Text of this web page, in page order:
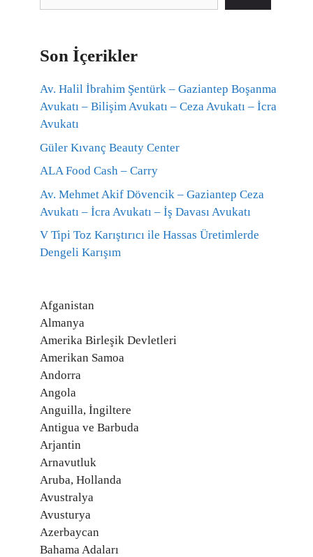
Son İçerikler
Av. Halil İbrahim Şentürk – Gaziantep Boşanma
Avukatı – Bilişim Avukatı – Ceza Avukatı – İcra
Avukatı
Güler Kıvanç Beauty Center
ALA Food Cash – Carry
Av. Mehmet Akif Dövencik – Gaziantep Ceza
Avukatı – İcra Avukatı – İş Davası Avukatı
V Tipi Toz Karıştırıcı ile Hassas Üretimlerde
Dengeli Karışım
Afganistan
Almanya
Amerika Birleşik Devletleri
Amerikan Samoa
Andorra
Angola
Anguilla, İngiltere
Antigua ve Barbuda
Arjantin
Arnavutluk
Aruba, Hollanda
Avustralya
Avusturya
Azerbaycan
Bahama Adaları